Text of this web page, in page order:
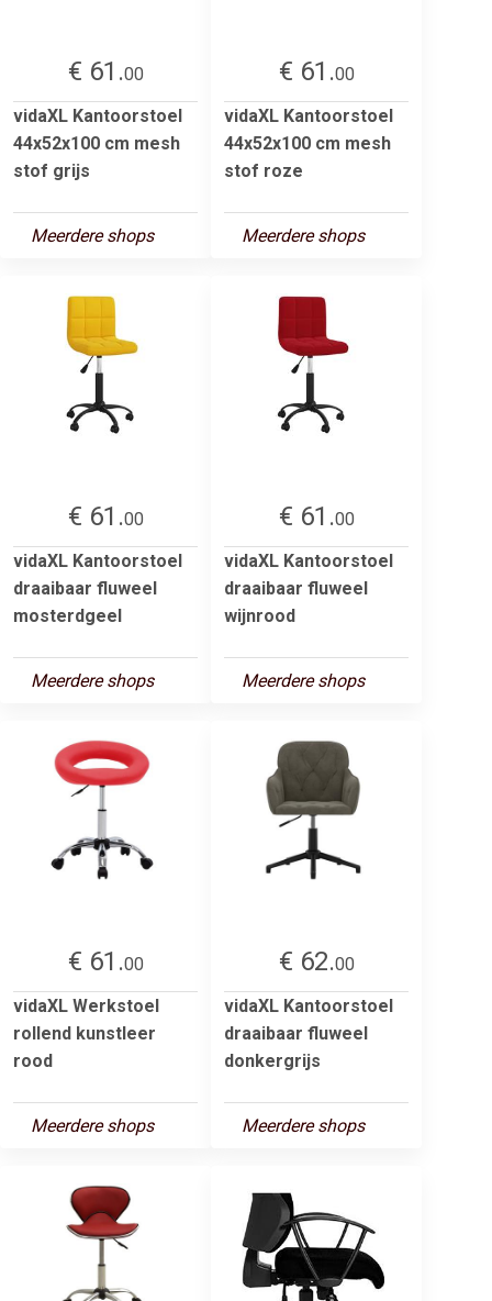
€ 61.00
vidaXL Kantoorstoel
44x52x100 cm mesh
stof grijs
Meerdere shops
€ 61.00
vidaXL Kantoorstoel
44x52x100 cm mesh
stof roze
Meerdere shops
€ 61.00
vidaXL Kantoorstoel
draaibaar fluweel
mosterdgeel
Meerdere shops
€ 61.00
vidaXL Kantoorstoel
draaibaar fluweel
wijnrood
Meerdere shops
€ 61.00
vidaXL Werkstoel
rollend kunstleer
rood
Meerdere shops
€ 62.00
vidaXL Kantoorstoel
draaibaar fluweel
donkergrijs
Meerdere shops